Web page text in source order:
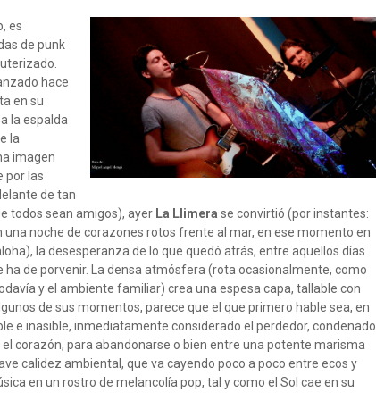
es
de punk
hace
en su
la espalda
la
imagen
por las
de tan
todos sean amigos), ayer La Llimera se convirtió (por instantes:
una noche de corazones rotos frente al mar, en ese momento en
la desesperanza de lo que quedó atrás, entre aquellos días
ha de porvenir. La densa atmósfera (rota ocasionalmente, como
y el ambiente familiar) crea una espesa capa, tallable con
de sus momentos, parece que el que primero hable sea, en
e inasible, inmediatamente considerado el perdedor, condenado
corazón, para abandonarse o bien entre una potente marisma
calidez ambiental, que va cayendo poco a poco entre ecos y
en un rostro de melancolía pop, tal y como el Sol cae en su